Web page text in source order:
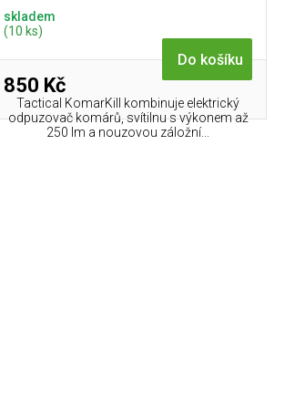
skladem
(10 ks)
850 Kč
Do košíku
Tactical KomarKill kombinuje elektrický
odpuzovač komárů, svítilnu s výkonem až
250 lm a nouzovou záložní...